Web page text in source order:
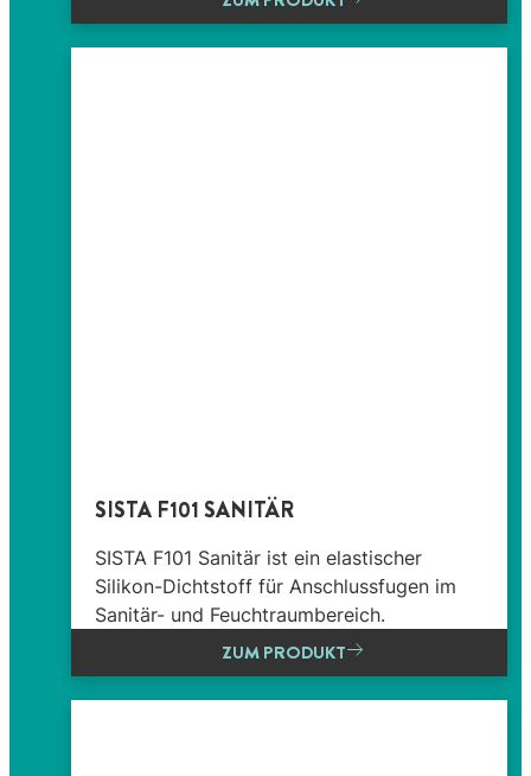
SISTA F101 SANITÄR
SISTA F101 Sanitär ist ein elastischer
Silikon-Dichtstoff für Anschlussfugen im
Sanitär- und Feuchtraumbereich.
ZUM PRODUKT